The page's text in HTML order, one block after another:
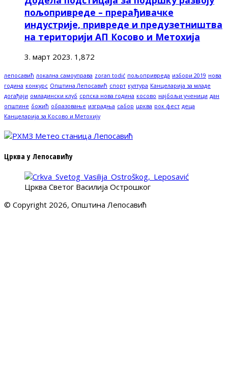
пољопривреде – прерађивачке
индустрије, привреде и предузетништва
на територији АП Косово и Метохија
3. март 2023. 1,872
лепосавић локална самоуправа zoran todić пољопривреда избори 2019 нова
година конкурс Општина Лепосавић спорт култура Канцеларија за младе
догађаји омладински клуб српска нова година косово најбољи ученици дан
општине божић образовање изградња сабор црква рок фест деца
Канцеларија за Косово и Метохију
Црква у Лепосавићу
Црква Светог Василија Острошког
© Copyright 2026, Општина Лепосавић